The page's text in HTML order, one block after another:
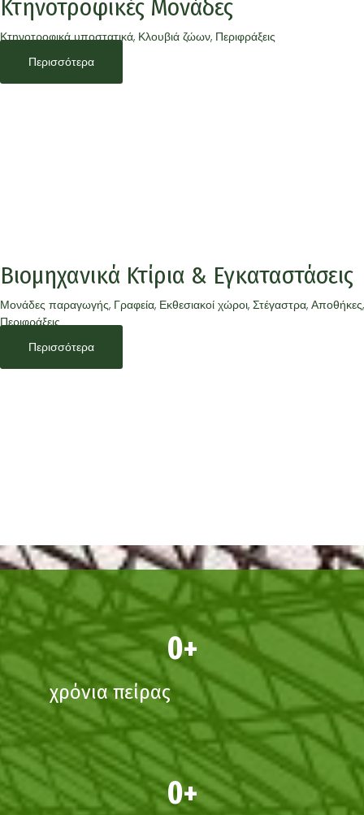
Κτηνοτροφικές Μονάδες
Κτηνοτροφικά υποστατικά, Κλουβιά ζώων, Περιφράξεις
Περισσότερα
Βιομηχανικά Κτίρια & Εγκαταστάσεις
Μονάδες παραγωγής, Γραφεία, Εκθεσιακοί χώροι, Στέγαστρα, Αποθήκες,
Περιφράξεις
Περισσότερα
0
χρόνια πείρας
0